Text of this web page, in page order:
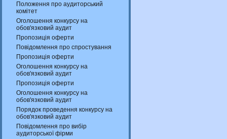
Положення про аудиторський
комітет
Оголошення конкурсу на
обов'язковий аудит
Пропозиція оферти
Повідомлення про спростування
Пропозиція оферти
Оголошення конкурсу на
обов'язковий аудит
Пропозиція оферти
Оголошення конкурсу на
обов'язковий аудит
Порядок проведення конкурсу на
обов'язковий аудит
Повідомлення про вибір
аудиторської фірми